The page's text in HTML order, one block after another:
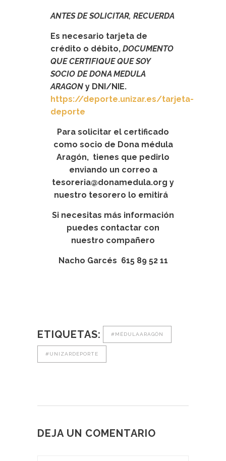
ANTES DE SOLICITAR, RECUERDA
Es necesario tarjeta de
crédito o débito, DOCUMENTO
QUE CERTIFIQUE QUE SOY
SOCIO DE DONA MEDULA
ARAGON y DNI/NIE.
https://deporte.unizar.es/tarjeta-
deporte
Para solicitar el certificado
como socio de Dona médula
Aragón, tienes que pedirlo
enviando un correo a
tesoreria@donamedula.org y
nuestro tesorero lo emitirá
Si necesitas más información
puedes contactar con
nuestro compañero
Nacho Garcés 615 89 52 11
ETIQUETAS: #MÉDULAARAGÓN
#UNIZARDEPORTE
DEJA UN COMENTARIO